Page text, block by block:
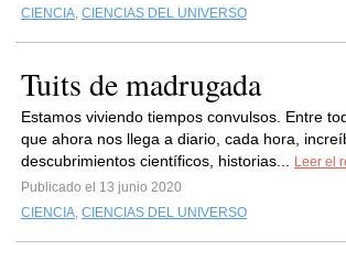
CIENCIA, CIENCIAS DEL UNIVERSO
Tuits de madrugada
Estamos viviendo tiempos convulsos. Entre
que ahora nos llega a diario, cada hora,
descubrimientos científicos, historias...
Leer el
Publicado el 13 junio 2020
CIENCIA, CIENCIAS DEL UNIVERSO